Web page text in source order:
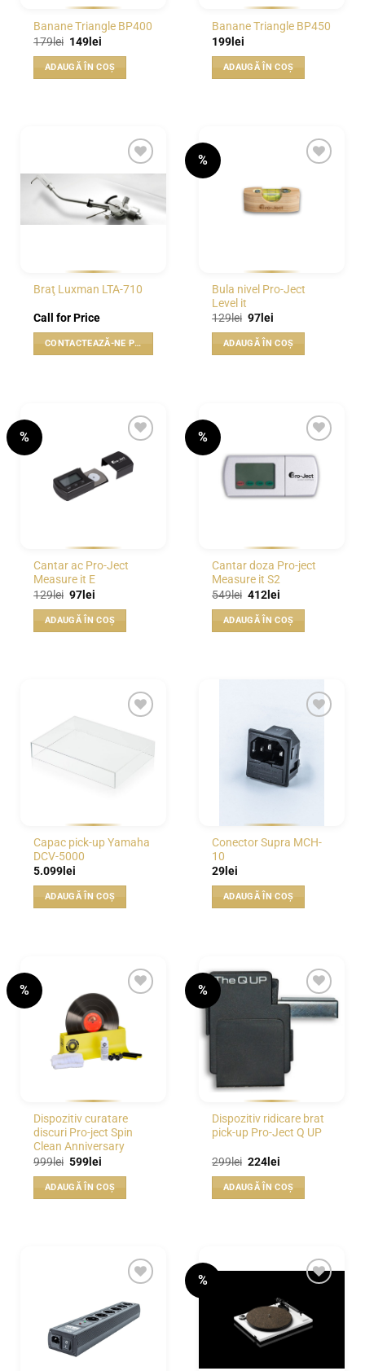
Banane Triangle BP400
179lei Prețul
a
fost:
179lei.
149 lei
este:
149lei.
ADAUGĂ ÎN COȘ
Banane Triangle BP450
199 lei
ADAUGĂ ÎN COȘ
WISHLIST
Braţ Luxman LTA-710
Call for Price
CONTACTEAZĂ-NE PENTRU PREȚ
%
Bula nivel Pro-Ject
Level it
129lei Prețul
a
fost:
129lei.
97 lei
este:
97lei.
ADAUGĂ ÎN COȘ
%
WISHLIST
Cantar ac Pro-Ject
Measure it E
129lei Prețul
a
fost:
129lei.
97 lei
este:
97lei.
ADAUGĂ ÎN COȘ
%
WISHLIST
Cantar doza Pro-ject
Measure it S2
549lei Prețul
a
fost:
549lei.
412 lei
este:
412lei.
ADAUGĂ ÎN COȘ
WISHLIST
Capac pick-up Yamaha
DCV-5000
5.099 lei
ADAUGĂ ÎN COȘ
WISHLIST
Conector Supra MCH-
10
29 lei
ADAUGĂ ÎN COȘ
%
WISHLIST
Dispozitiv curatare
discuri Pro-ject Spin
Clean Anniversary
999lei Prețul
a
fost:
999lei.
599 lei
este:
599lei.
ADAUGĂ ÎN COȘ
%
WISHLIST
Dispozitiv ridicare brat
pick-up Pro-Ject Q UP
299lei Prețul
a
fost:
299lei.
224 lei
este:
224lei.
ADAUGĂ ÎN COȘ
%